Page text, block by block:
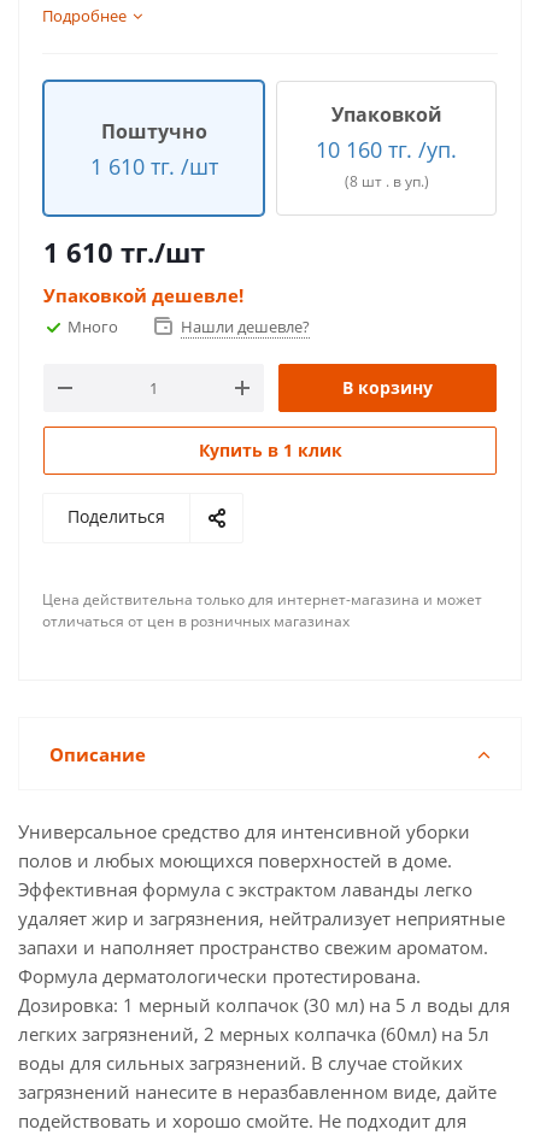
Подробнее
Поштучно
1 610 тг. /шт
Упаковкой
10 160 тг. /уп.
(8 шт . в уп.)
1 610 тг./шт
Упаковкой дешевле!
Много Нашли дешевле?
В корзину
Купить в 1 клик
Поделиться
Цена действительна только для интернет-магазина и может
отличаться от цен в розничных магазинах
Описание
Универсальное средство для интенсивной уборки
полов и любых моющихся поверхностей в доме.
Эффективная формула с экстрактом лаванды легко
удаляет жир и загрязнения, нейтрализует неприятные
запахи и наполняет пространство свежим ароматом.
Формула дерматологически протестирована.
Дозировка: 1 мерный колпачок (30 мл) на 5 л воды для
легких загрязнений, 2 мерных колпачка (60мл) на 5л
воды для сильных загрязнений. В случае стойких
загрязнений нанесите в неразбавленном виде, дайте
подействовать и хорошо смойте. Не подходит для